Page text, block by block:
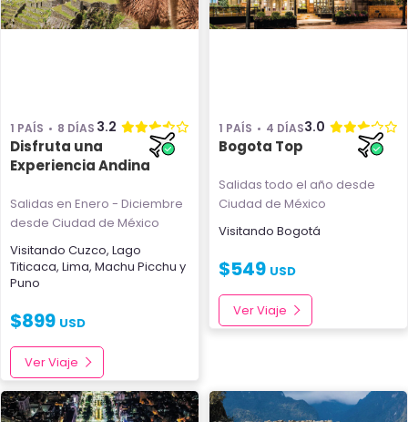
1 PAÍS 8 DÍAS 3.2
Disfruta una
Experiencia Andina
Salidas en Enero - Diciembre
desde Ciudad de México
Visitando Cuzco, Lago
Titicaca, Lima, Machu Picchu y
Puno
$899 USD
Ver Viaje
1 PAÍS 4 DÍAS3.0
Bogota Top
Salidas todo el año desde
Ciudad de México
Visitando Bogotá
$549 USD
Ver Viaje